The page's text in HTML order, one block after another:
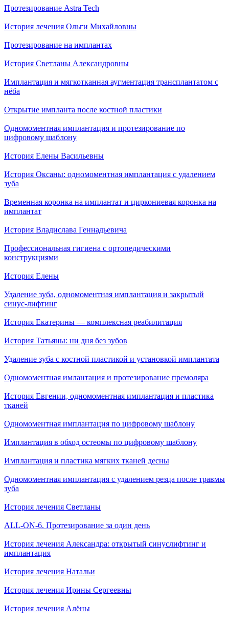
Протезирование Astra Tech
История лечения Ольги Михайловны
Протезирование на имплантах
История Светланы Александровны
Имплантация и мягкотканная аугментация трансплантатом с
нёба
Открытие импланта после костной пластики
Одномоментная имплантация и протезирование по
цифровому шаблону
История Елены Васильевны
История Оксаны: одномоментная имплантация с удалением
зуба
Временная коронка на имплантат и циркониевая коронка на
имплантат
История Владислава Геннадьевича
Профессиональная гигиена с ортопедическими
конструкциями
История Елены
Удаление зуба, одномоментная имплантация и закрытый
синус-лифтинг
История Екатерины — комплексная реабилитация
История Татьяны: ни дня без зубов
Удаление зуба с костной пластикой и установкой имплантата
Одномоментная имлантация и протезирование премоляра
История Евгении, одномоментная имплантация и пластика
тканей
Одномоментная имплантация по цифровому шаблону
Имплантация в обход остеомы по цифровому шаблону
Имплантация и пластика мягких тканей десны
Одномоментная имплантация с удалением резца после травмы
зуба
История лечения Светланы
ALL-ON-6. Протезирование за один день
История лечения Александра: открытый синуслифтинг и
имплантация
История лечения Натальи
История лечения Ирины Сергеевны
История лечения Алёны